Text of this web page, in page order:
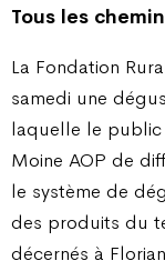
Tous les
La Fondation
samedi une
laquelle le public
Moine AOP de
le système de
des produits du
décernés à